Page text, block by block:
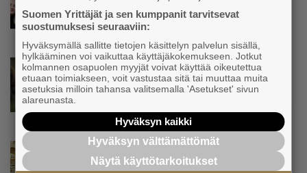
Voimamiehen lettivideot poikivat yrittäjälle
satoja yhteydenottoja
Uutinen
Koneyrittäjät: Lainsäädännössä ”villisian
mentävä porsaanreikä” – ”Rajoitusten
yrittäjän harteille”
Uutinen
Yrittäjien Mikael Pentikäiseltä YEL-varoitus
Suomen Yrittäjät ja sen kumppanit tarvitsevat
suostumuksesi seuraaviin:
Hyväksymällä sallitte tietojen käsittelyn palvelun sisällä,
hylkääminen voi vaikuttaa käyttäjäkokemukseen. Jotkut
kolmannen osapuolen myyjät voivat käyttää oikeutettua
etuaan toimiakseen, voit vastustaa sitä tai muuttaa muita
asetuksia milloin tahansa valitsemalla 'Asetukset' sivun
alareunasta.
Hyväksyn kaikki
Hyväksyn välttämättömät
Näytä käyttötarkoitukset